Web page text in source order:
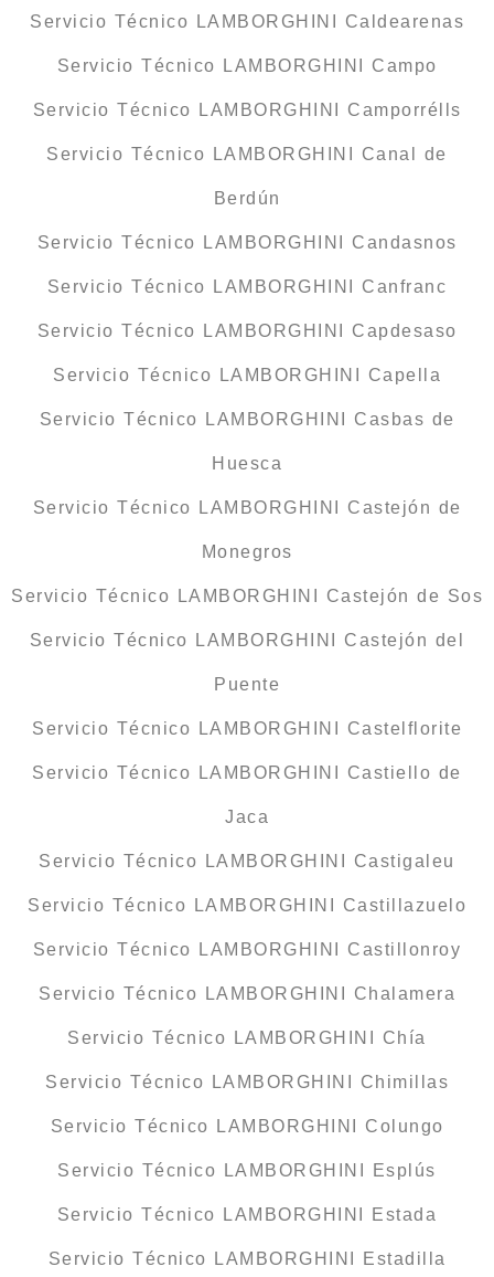
Servicio Técnico LAMBORGHINI Caldearenas
Servicio Técnico LAMBORGHINI Campo
Servicio Técnico LAMBORGHINI Camporrélls
Servicio Técnico LAMBORGHINI Canal de
Berdún
Servicio Técnico LAMBORGHINI Candasnos
Servicio Técnico LAMBORGHINI Canfranc
Servicio Técnico LAMBORGHINI Capdesaso
Servicio Técnico LAMBORGHINI Capella
Servicio Técnico LAMBORGHINI Casbas de
Huesca
Servicio Técnico LAMBORGHINI Castejón de
Monegros
Servicio Técnico LAMBORGHINI Castejón de Sos
Servicio Técnico LAMBORGHINI Castejón del
Puente
Servicio Técnico LAMBORGHINI Castelflorite
Servicio Técnico LAMBORGHINI Castiello de
Jaca
Servicio Técnico LAMBORGHINI Castigaleu
Servicio Técnico LAMBORGHINI Castillazuelo
Servicio Técnico LAMBORGHINI Castillonroy
Servicio Técnico LAMBORGHINI Chalamera
Servicio Técnico LAMBORGHINI Chía
Servicio Técnico LAMBORGHINI Chimillas
Servicio Técnico LAMBORGHINI Colungo
Servicio Técnico LAMBORGHINI Esplús
Servicio Técnico LAMBORGHINI Estada
Servicio Técnico LAMBORGHINI Estadilla